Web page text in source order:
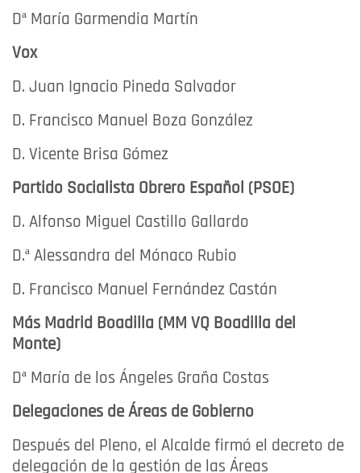
Dª María Garmendia Martín
Vox
D. Juan Ignacio Pineda Salvador
D. Francisco Manuel Boza González
D. Vicente Brisa Gómez
Partido Socialista Obrero Español (PSOE)
D. Alfonso Miguel Castillo Gallardo
D.ª Alessandra del Mónaco Rubio
D. Francisco Manuel Fernández Castán
Más Madrid Boadilla (MM VQ Boadilla del
Monte)
Dª María de los Ángeles Graña Costas
Delegaciones de Áreas de Gobierno
Después del Pleno, el Alcalde firmó el decreto de
delegación de la gestión de las Áreas